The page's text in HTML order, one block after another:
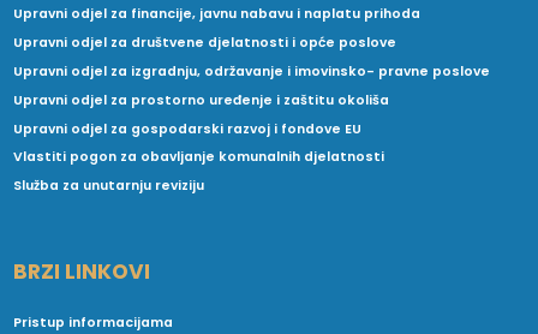
Upravni odjel za financije, javnu nabavu i naplatu prihoda
Upravni odjel za društvene djelatnosti i opće poslove
Upravni odjel za izgradnju, održavanje i imovinsko- pravne poslove
Upravni odjel za prostorno uređenje i zaštitu okoliša
Upravni odjel za gospodarski razvoj i fondove EU
Vlastiti pogon za obavljanje komunalnih djelatnosti
Služba za unutarnju reviziju
BRZI LINKOVI
Pristup informacijama